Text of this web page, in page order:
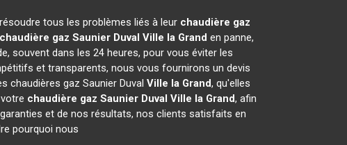
tous les problèmes liés à leur chaudière gaz
chaudière gaz Saunier Duval Ville la Grand en panne,
souvent dans les 24 heures, pour vous éviter les
et transparents, nous vous fournirons un devis
chaudières gaz Saunier Duval Ville la Grand, qu'elles
chaudière gaz Saunier Duval Ville la Grand, afin
et de nos résultats, nos clients satisfaits en
pourquoi nous